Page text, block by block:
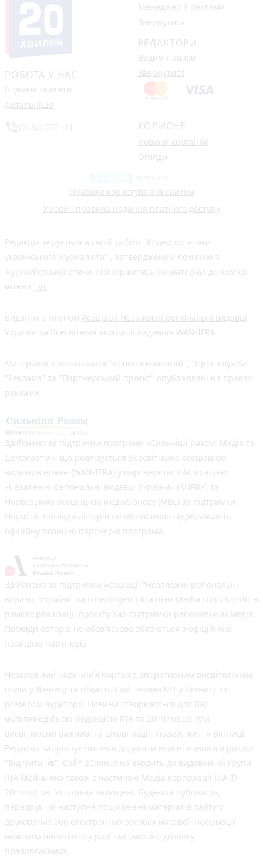
РОБОТА У НАС
Шукаєм таланти
Детальніше
Менеджер з реклами
Звернутися
РЕДАКТОРИ
Вадим Павлов
Звернутися
КОРИСНЕ
Новини компаній
Огляди
Правила користування сайтом
Умови і правила надання платного доступу
Редакція керується в своїй роботі "Кодексом етики
українського журналіста" , затвердженим Комісією з
журналістської етики. Поскаржитись на матеріал до Комісії
можна тут
Видання є членом Асоціації Незалежні регіональні видавці
України та Всесвітньої асоціації видавців WAN-IFRA
Матеріали з позначками "Новини компаній", "Прес-служба",
"Реклама" та "Партнерський проєкт" опубліковані на правах
реклами.
Здійснено за підтримки програми «Сильніші разом: Медіа та
Демократія», що реалізується Всесвітньою асоціацією
видавців новин (WAN-IFRA) у партнерстві з Асоціацією
«Незалежні регіональні видавці України» (АНРВУ) та
Норвезькою асоціацією медіабізнесу (MBL) за підтримки
Норвегії. Погляди авторів не обов’язково відображають
офіційну позицію партнерів програми.
Здійснено за підтримки Асоціації “Незалежні регіональні
видавці України” та Foreningen Ukrainian Media Fund Nordic в
рамках реалізації проєкту Хаб підтримки регіональних медіа.
Погляди авторів не обов'язково збігаються з офіційною
позицією партнерів
Незалежний новинний портал з оперативним висвітленням
подій у Вінниці та області. Сайт новин №1 у Вінниці за
розміром аудиторії. Новини створюються для Вас
мультимедійною редакцією RIA та 20minut.ua. Ми
висвітлюємо важливі та цікаві події, людей, життя Вінниці.
Редакція запрошує читачів додавати власні новини в розділ
"Від читачів". Сайт 20minut.ua входить до видавничої групи
RIA Media, яка також є частиною Медіа корпорації RIA ©
20minut.ua. Усі права захищені. Будь-яка публiкацiя,
передрук чи наступне поширення матеріалів сайту у
друкованих або електронних засобах масової інформації
можлива винятково у разі письмового дозволу
правовласника.